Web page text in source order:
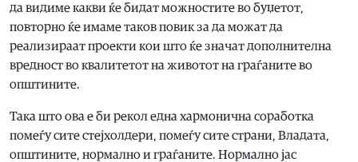
да видиме какви ќе бидат можностите во буџетот,
повторно ќе имаме таков повик за да можат да
реализираат проекти кои што ќе значат дополнителна
вредност во квалитетот на животот на граѓаните во
општините.
Така што ова е би рекол една хармонична соработка
помеѓу сите стејхолдери, помеѓу сите страни, Владата,
општините, нормално и граѓаните. Нормално јас